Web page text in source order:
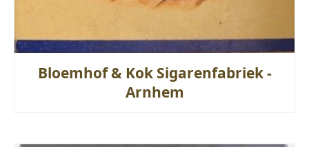
Bloemhof & Kok Sigarenfabriek -
Arnhem